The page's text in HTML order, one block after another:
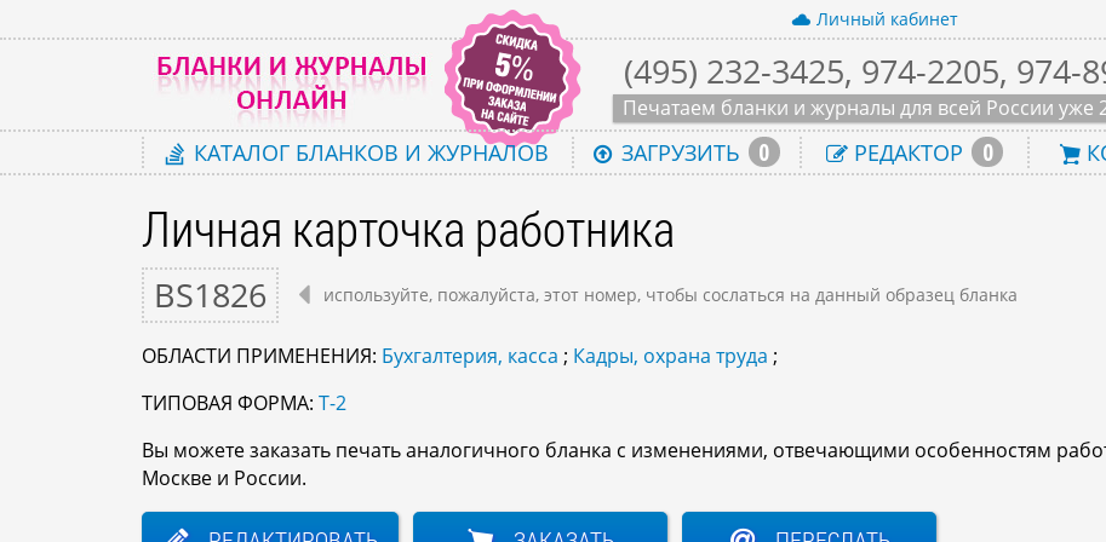
Личный кабинет
(495) 232-3425, 974-2205, 974-
Печатаем бланки и журналы для всей России уже
КАТАЛОГ БЛАНКОВ И ЖУРНАЛОВ ЗАГРУЗИТЬ 0 РЕДАКТОР 0
Личная карточка работника
BS1826 используйте, пожалуйста, этот номер, чтобы сослаться на данный образец бланка
ОБЛАСТИ ПРИМЕНЕНИЯ: Бухгалтерия, касса ; Кадры, охрана труда ;
ТИПОВАЯ ФОРМА: Т-2
Вы можете заказать печать аналогичного бланка с изменениями, отвечающими особенностям
Москве и России.